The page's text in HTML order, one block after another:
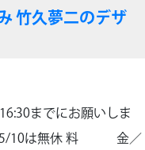
竹久夢二のデザ
までにお願いしま
5/10は無休 料 金／